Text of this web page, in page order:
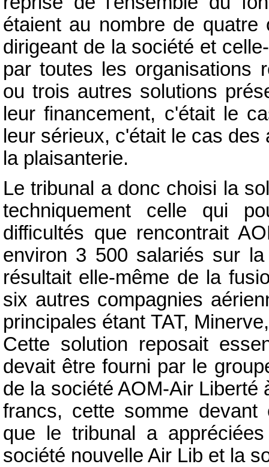
étaient au nombre de
dirigeant de la société et
par toutes les organisations
ou trois autres solutions
leur financement, c'était le
leur sérieux, c'était le cas
la plaisanterie.
Le tribunal a donc choisi la
techniquement celle qui
difficultés que rencontrait
environ 3 500 salariés sur
résultait elle-même de la
six autres compagnies
principales étant TAT,
Cette solution reposait
devait être fourni par le
de la société AOM-Air Liberté
francs, cette somme
que le tribunal a
société nouvelle Air Lib et la